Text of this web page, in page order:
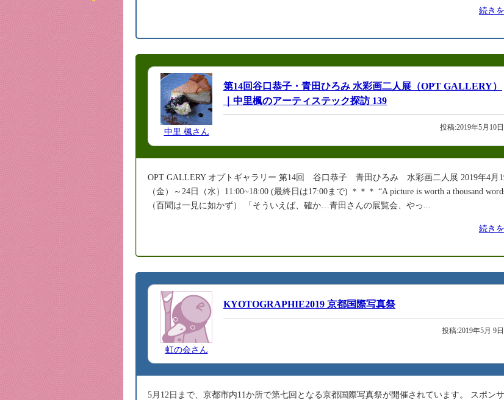
続き
中里 楓さん
第14回谷口恭子・青田ひろみ 水彩画二人展（OPT GALLERY）
｜中里楓のアーティステック探訪 139
投稿:2019年5月10日
OPT GALLERY オプトギャラリー 第14回 谷口恭子 青田ひろみ 水彩画二人展 2019年4月
（金）～24日（水）11:00~18:00 (最終日は17:00まで) ＊＊＊ “A picture is worth a thousand
（百聞は一見に如かず） 「そういえば、確か…青田さんの展覧会、やっ...
続き
虹の会さん
KYOTOGRAPHIE2019 京都国際写真祭
投稿:2019年5月 9日
5月12日まで、京都市内11か所で第七回となる京都国際写真祭が開催されています。 スポン